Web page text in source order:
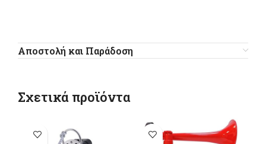
Αποστολή και Παράδοση
Σχετικά προϊόντα